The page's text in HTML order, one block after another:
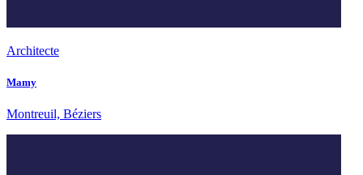
Architecte
Mamy
Montreuil, Béziers